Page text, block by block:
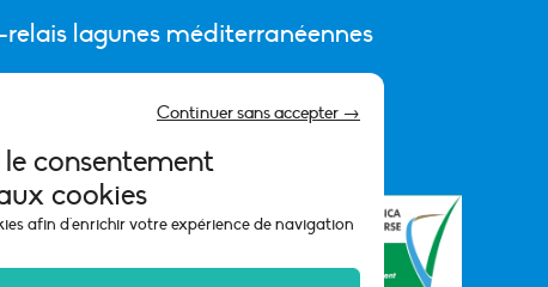
consentement
cookies
afin d'enrichir votre expérience de navigation
Continuer sans accepter →
relais lagunes méditerranéennes
L’ÉQUIPE DU PÔLE